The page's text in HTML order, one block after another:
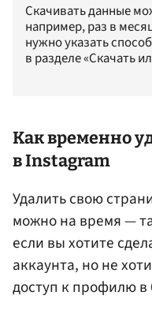
Скачивать данные
например, раз в
нужно указать
в разделе «Скачать
Как временно
в Instagram
Удалить свою
можно на время —
если вы хотите
аккаунта, но не
доступ к профилю